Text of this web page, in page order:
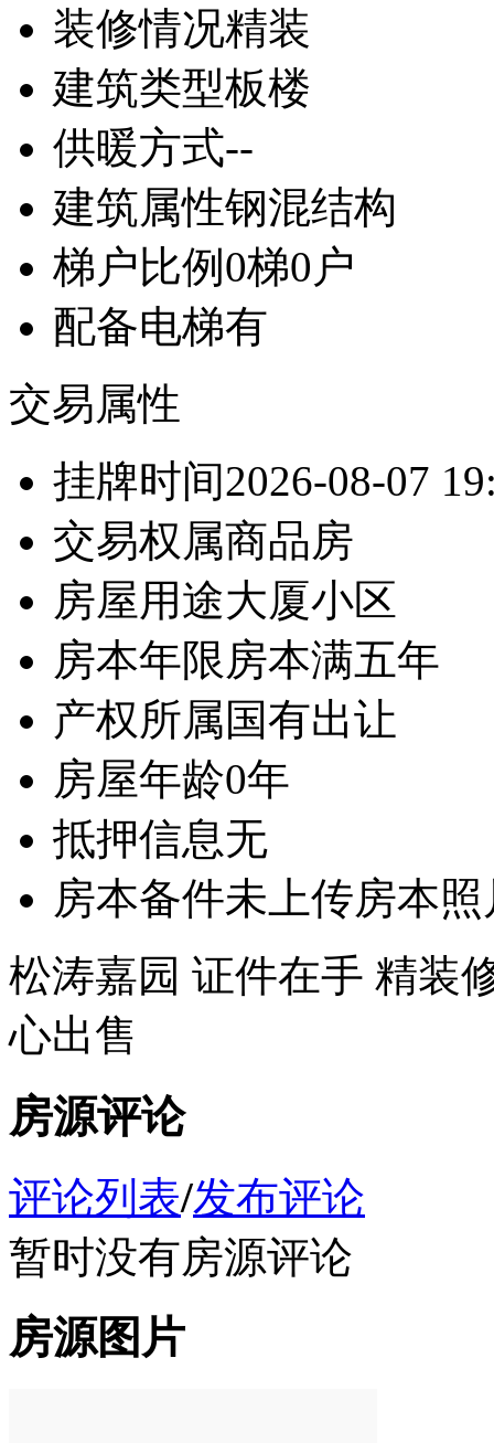
装修情况精装
建筑类型板楼
供暖方式--
建筑属性钢混结构
梯户比例 0梯0户
配备电梯有
交易属性
挂牌时间2026-08-07
交易权属商品房
房屋用途大厦小区
房本年限 房本满五年
产权所属国有出让
房屋年龄0年
抵押信息无
房本备件未上传房本照
松涛嘉园 证件在手 精装
心出售
房源评论
评论列表/发布评论
暂时没有房源评论
房源图片